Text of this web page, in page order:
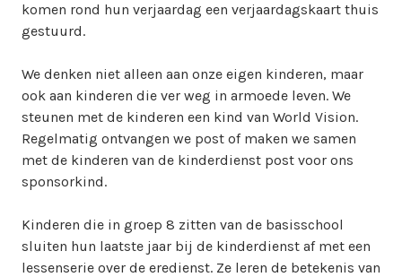
komen rond hun verjaardag een verjaardagskaart thuis
gestuurd.
We denken niet alleen aan onze eigen kinderen, maar
ook aan kinderen die ver weg in armoede leven. We
steunen met de kinderen een kind van World Vision.
Regelmatig ontvangen we post of maken we samen
met de kinderen van de kinderdienst post voor ons
sponsorkind.
Kinderen die in groep 8 zitten van de basisschool
sluiten hun laatste jaar bij de kinderdienst af met een
lessenserie over de eredienst. Ze leren de betekenis van